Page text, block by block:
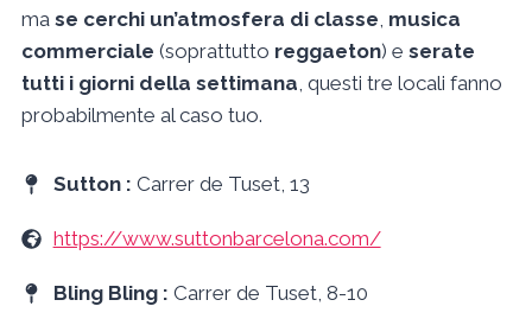
ma se cerchi un’atmosfera di classe musica
commerciale (soprattutto reggaeton) e serate
tutti i giorni della settimana , questi tre locali fanno
probabilmente al caso tuo.
Sutton : Carrer de Tuset, 13
https://www.suttonbarcelona.com/
Bling Bling : Carrer de Tuset, 8-10